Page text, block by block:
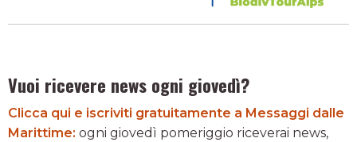
Vuoi ricevere news ogni giovedì?
Clicca qui e iscriviti gratuitamente a Messaggi dalle
Marittime: ogni giovedì pomeriggio riceverai news,